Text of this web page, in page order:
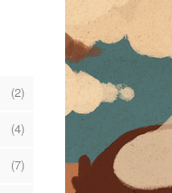
(2)
(4)
(7)